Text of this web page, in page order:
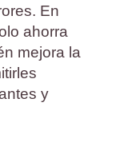
En
ahorra
mejora la
y